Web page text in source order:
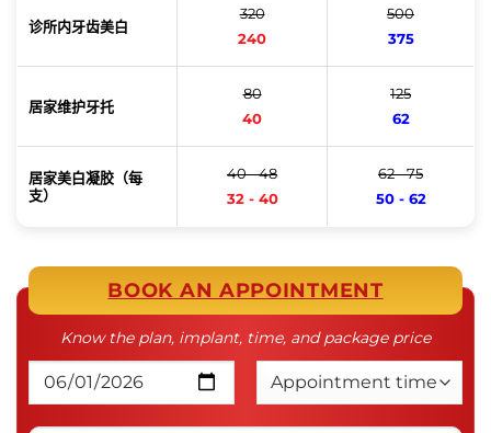
诊所内牙齿美白
320
240
500
375
居家维护牙托
80
40
125
62
居家美白凝胶（每
支）
40 - 48
32 - 40
62 - 75
50 - 62
BOOK AN APPOINTMENT
Know the plan, implant, time, and package price